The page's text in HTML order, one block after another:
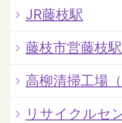
JR藤枝駅
藤枝市営藤枝
高柳清掃工場
リサイクルセ